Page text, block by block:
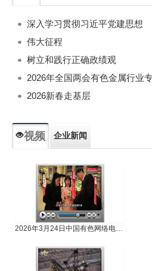
深入学习贯彻习近平党建思想
伟大征程
树立和践行正确政绩观
2026年全国两会有色金属行业
2026新春走基层
视频 企业新闻
2026年3月24日中国有色网络电视新闻